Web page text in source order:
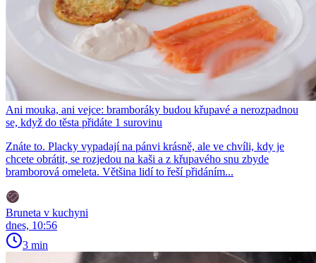
Ani mouka, ani vejce: bramboráky budou křupavé a nerozpadnou
se, když do těsta přidáte 1 surovinu
Znáte to. Placky vypadají na pánvi krásně, ale ve chvíli, kdy je
chcete obrátit, se rozjedou na kaši a z křupavého snu zbyde
bramborová omeleta. Většina lidí to řeší přidáním...
Bruneta v kuchyni
dnes, 10:56
3 min